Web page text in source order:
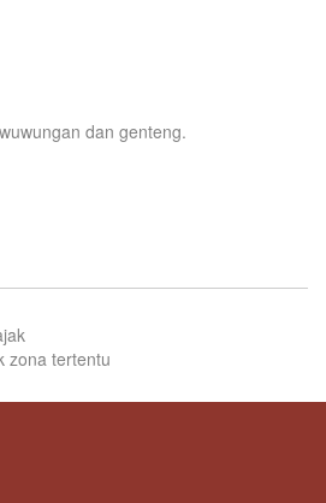
dan genteng.
zona tertentu